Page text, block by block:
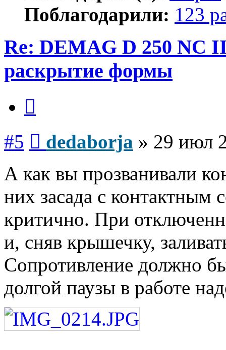
Поблагодарили: 123
Re: DEMAG D 250 NC
раскрытие формы
#5 dedaborja » 29 июл
А как вы прозванивали
них засада с
критично. При
и, сняв крышечку,
Сопротивление должно
долгой паузы в работе